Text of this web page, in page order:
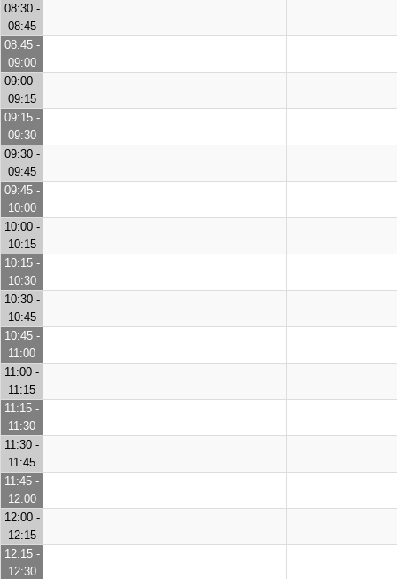
08:30 -
08:45
08:45 -
09:00
09:00 -
09:15
09:15 -
09:30
09:30 -
09:45
09:45 -
10:00
10:00 -
10:15
10:15 -
10:30
10:30 -
10:45
10:45 -
11:00
11:00 -
11:15
11:15 -
11:30
11:30 -
11:45
11:45 -
12:00
12:00 -
12:15
12:15 -
12:30